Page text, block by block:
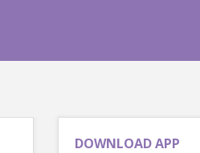
DOWNLOAD APP